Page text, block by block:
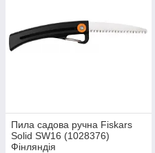
Пила садова ручна Fiskars
Solid SW16 (1028376)
Фінляндія